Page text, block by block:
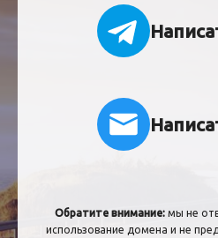
Обратите внимание: мы не
использование домена и не